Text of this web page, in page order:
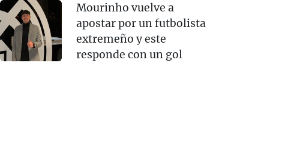
Mourinho vuelve a
apostar por un futbolista
extremeño y este
responde con un gol